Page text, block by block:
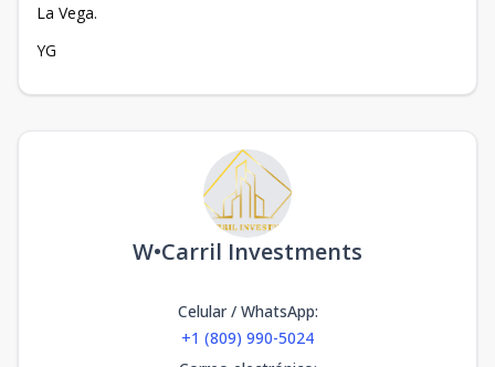
La Vega.
YG
W•Carril Investments
Celular / WhatsApp:
+1 (809) 990-5024